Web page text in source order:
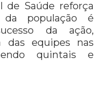
de Saúde reforça
população é
da ação,
das equipes nas
quintais e